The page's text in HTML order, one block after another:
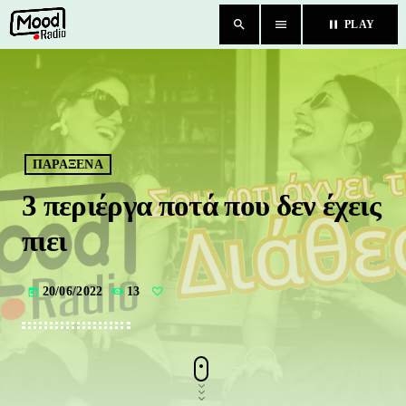
search menu pause PLAY
close
HOME
BLOG
TEAM
CHAT
ΚΑΤΗΓΟΡΙΕΣ
ΠΑΡΑΞΕΝΑ
3 περιέργα ποτά που δεν έχεις
πιει
today 20/06/2022 13